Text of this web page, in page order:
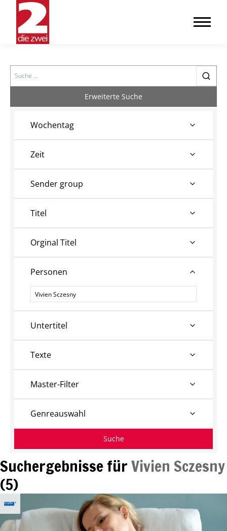
Search
Suchergebnisse fürVivien Sczesny
(5)
Erweiterte Suche
Wochentag
Zeit
Sender group
Titel
Orginal Titel
Personen
Personen
Untertitel
Texte
Master-Filter
Genreauswahl
Suche